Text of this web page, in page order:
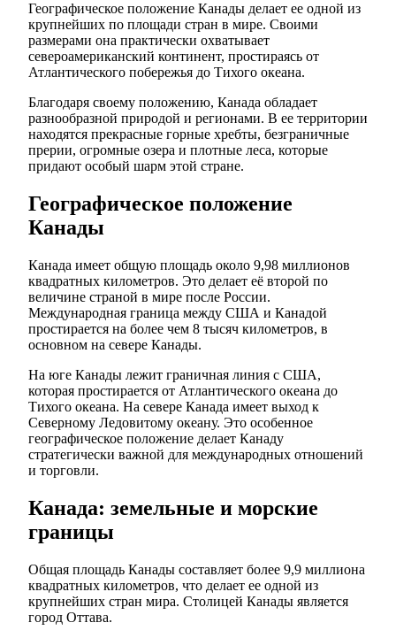
Географическое положение Канады делает ее одной из
крупнейших по площади стран в мире. Своими
размерами она практически охватывает
североамериканский континент, простираясь от
Атлантического побережья до Тихого океана.
Благодаря своему положению, Канада обладает
разнообразной природой и регионами. В ее территории
находятся прекрасные горные хребты, безграничные
прерии, огромные озера и плотные леса, которые
придают особый шарм этой стране.
Географическое положение
Канады
Канада имеет общую площадь около 9,98 миллионов
квадратных километров. Это делает её второй по
величине страной в мире после России.
Международная граница между США и Канадой
простирается на более чем 8 тысяч километров, в
основном на севере Канады.
На юге Канады лежит граничная линия с США,
которая простирается от Атлантического океана до
Тихого океана. На севере Канада имеет выход к
Северному Ледовитому океану. Это особенное
географическое положение делает Канаду
стратегически важной для международных отношений
и торговли.
Канада: земельные и морские
границы
Общая площадь Канады составляет более 9,9 миллиона
квадратных километров, что делает ее одной из
крупнейших стран мира. Столицей Канады является
город Оттава.